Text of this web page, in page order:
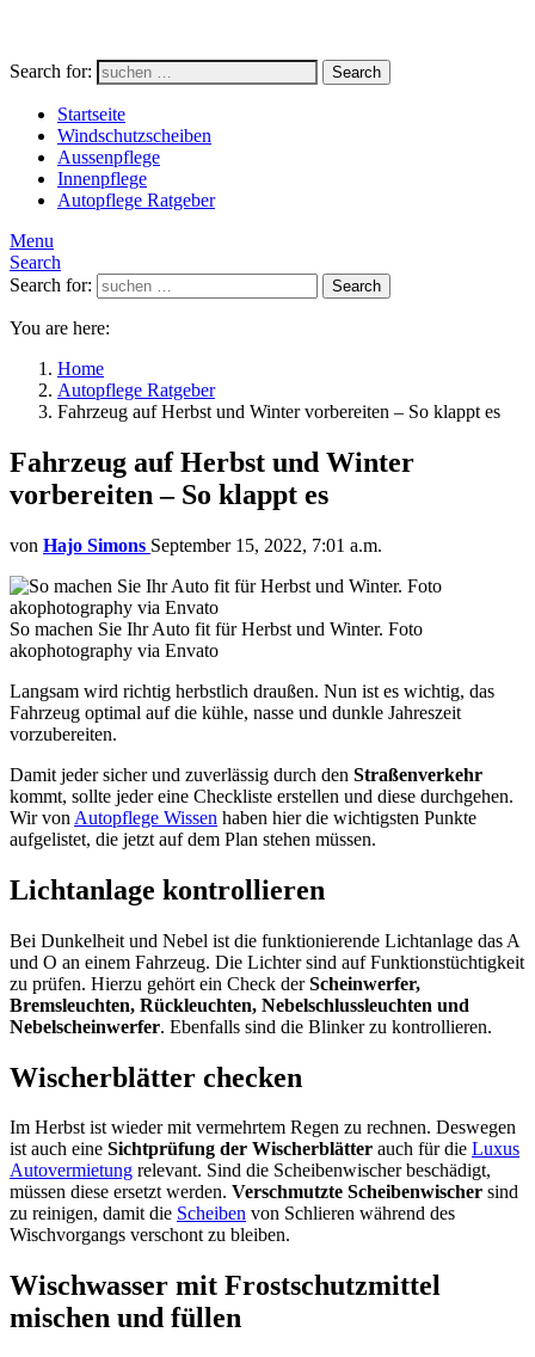
Search for: Search
Startseite
Windschutzscheiben
Aussenpflege
Innenpflege
Autopflege Ratgeber
Menu
Search
Search for:
Search
You are here:
Home
Autopflege Ratgeber
Fahrzeug auf Herbst und Winter vorbereiten – So klappt es
Fahrzeug auf Herbst und Winter
vorbereiten – So klappt es
von Hajo Simons September 15, 2022, 7:01 a.m.
So machen Sie Ihr Auto fit für Herbst und Winter. Foto
akophotography via Envato
Langsam wird richtig herbstlich draußen. Nun ist es wichtig, das
Fahrzeug optimal auf die kühle, nasse und dunkle Jahreszeit
vorzubereiten.
Damit jeder sicher und zuverlässig durch den Straßenverkehr
kommt, sollte jeder eine Checkliste erstellen und diese durchgehen.
Wir von Autopflege Wissen haben hier die wichtigsten Punkte
aufgelistet, die jetzt auf dem Plan stehen müssen.
Lichtanlage kontrollieren
Bei Dunkelheit und Nebel ist die funktionierende Lichtanlage das A
und O an einem Fahrzeug. Die Lichter sind auf Funktionstüchtigkeit
zu prüfen. Hierzu gehört ein Check derScheinwerfer,
Bremsleuchten, Rückleuchten, Nebelschlussleuchten und
Nebelscheinwerfer. Ebenfalls sind die Blinker zu kontrollieren.
Wischerblätter checken
Im Herbst ist wieder mit vermehrtem Regen zu rechnen. Deswegen
ist auch eine Sichtprüfung der Wischerblätter auch für die Luxus
Autovermietung relevant. Sind die Scheibenwischer beschädigt,
müssen diese ersetzt werden. Verschmutzte Scheibenwischer sind
zu reinigen, damit die Scheiben von Schlieren während des
Wischvorgangs verschont zu bleiben.
Wischwasser mit Frostschutzmittel
mischen und füllen